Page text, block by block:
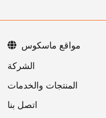
اتصل بنا
مواقع ماسكوس